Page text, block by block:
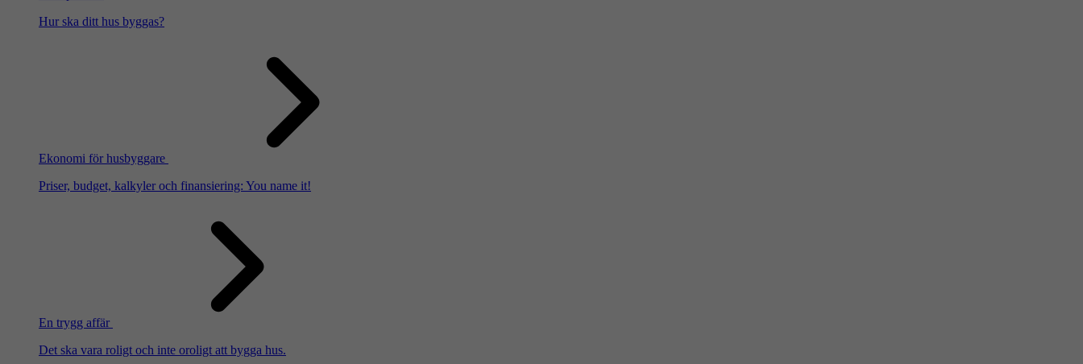
Hur ska ditt hus byggas?
Ekonomi för husbyggare
Priser, budget, kalkyler och finansiering: You name it!
En trygg affär
Det ska vara roligt och inte oroligt att bygga hus.